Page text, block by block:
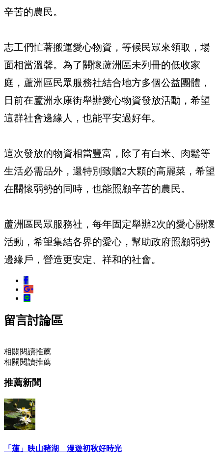
辛苦的農民。
志工們忙著搬運愛心物資，等候民眾來領取，場
面相當溫馨。為了關懷蘆洲區未列冊的低收家
庭，蘆洲區民眾服務社結合地方多個公益團體，
日前在蘆洲永康街舉辦愛心物資發放活動，希望
這群社會邊緣人，也能平安過好年。
這次發放的物資相當豐富，除了有白米、肉鬆等
生活必需品外，還特別致贈2大顆的高麗菜，希望
在關懷弱勢的同時，也能照顧辛苦的農民。
蘆洲區民眾服務社，每年固定舉辦2次的愛心關懷
活動，希望集結各界的愛心，幫助政府照顧弱勢
邊緣戶，營造更安定、祥和的社會。
留言討論區
相關閱讀推薦
相關閱讀推薦
推薦新聞
「蓮」映山豬湖 漫遊初秋好時光